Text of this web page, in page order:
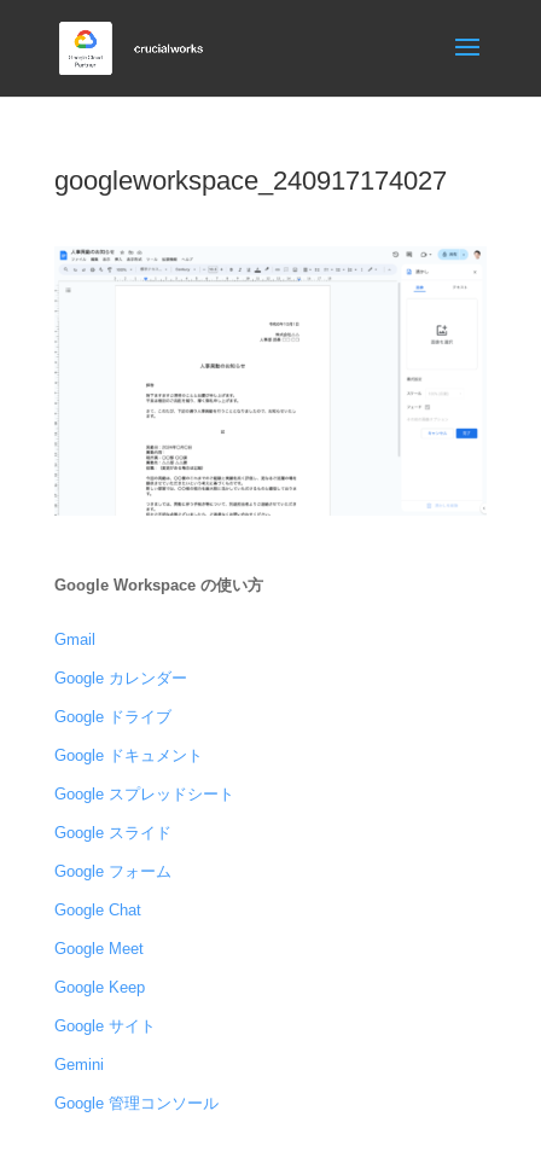
googleworkspace_240917174027
Google Workspace の使い方
Gmail
Google カレンダー
Google ドライブ
Google ドキュメント
Google スプレッドシート
Google スライド
Google フォーム
Google Chat
Google Meet
Google Keep
Google サイト
Gemini
Google 管理コンソール